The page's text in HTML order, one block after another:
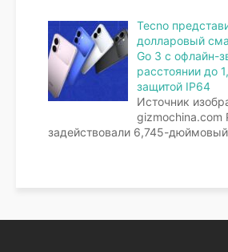
Tecno
долларовый
Go 3 с офлайн-
расстоянии до
защитой IP64
Источник
gizmochina.com
задействовали 6,745-дюймовый